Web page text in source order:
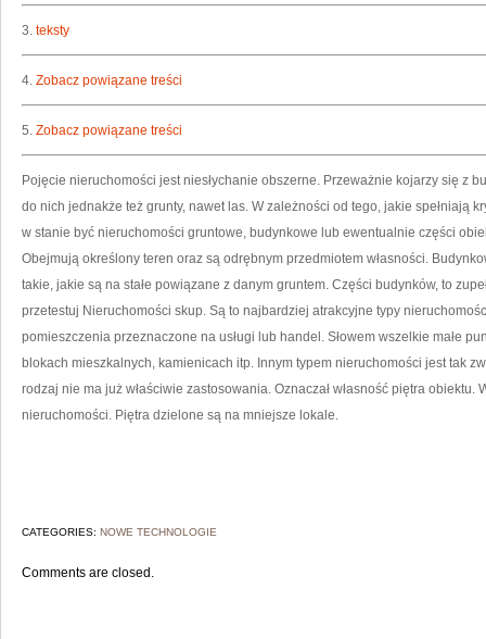
3. teksty
4. Zobacz powiązane treści
5. Zobacz powiązane treści
Pojęcie nieruchomości jest niesłychanie obszerne. Przeważnie kojarzy się z
do nich jednakże też grunty, nawet las. W zależności od tego, jakie spełniają
w stanie być nieruchomości gruntowe, budynkowe lub ewentualnie części
Obejmują określony teren oraz są odrębnym przedmiotem własności.
takie, jakie są na stałe powiązane z danym gruntem. Części budynków, to
przetestuj Nieruchomości skup. Są to najbardziej atrakcyjne typy
pomieszczenia przeznaczone na usługi lub handel. Słowem wszelkie małe
blokach mieszkalnych, kamienicach itp. Innym typem nieruchomości jest tak
rodzaj nie ma już właściwie zastosowania. Oznaczał własność piętra obiektu.
nieruchomości. Piętra dzielone są na mniejsze lokale.
CATEGORIES: NOWE TECHNOLOGIE
Comments are closed.